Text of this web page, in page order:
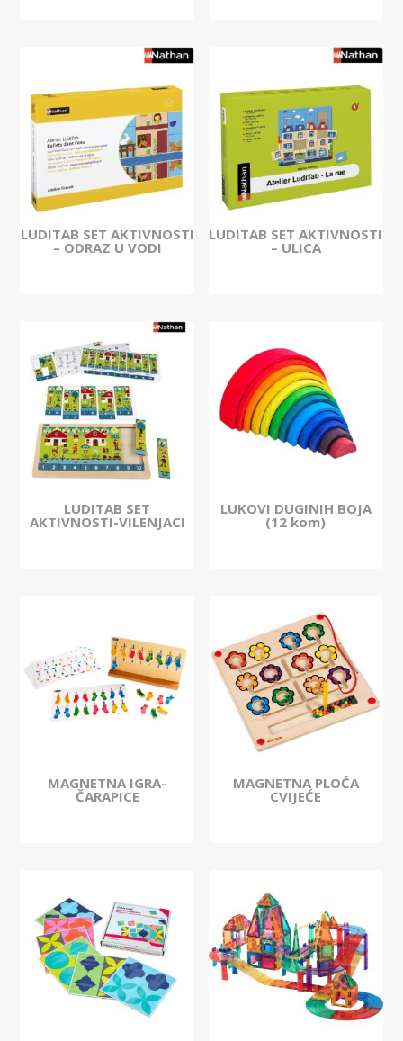
LUDITAB SET AKTIVNOSTI
– ODRAZ U VODI
LUDITAB SET AKTIVNOSTI
– ULICA
LUDITAB SET
AKTIVNOSTI-VILENJACI
LUKOVI DUGINIH BOJA
(12 kom)
MAGNETNA IGRA-
ČARAPICE
MAGNETNA PLOČA
CVIJEĆE